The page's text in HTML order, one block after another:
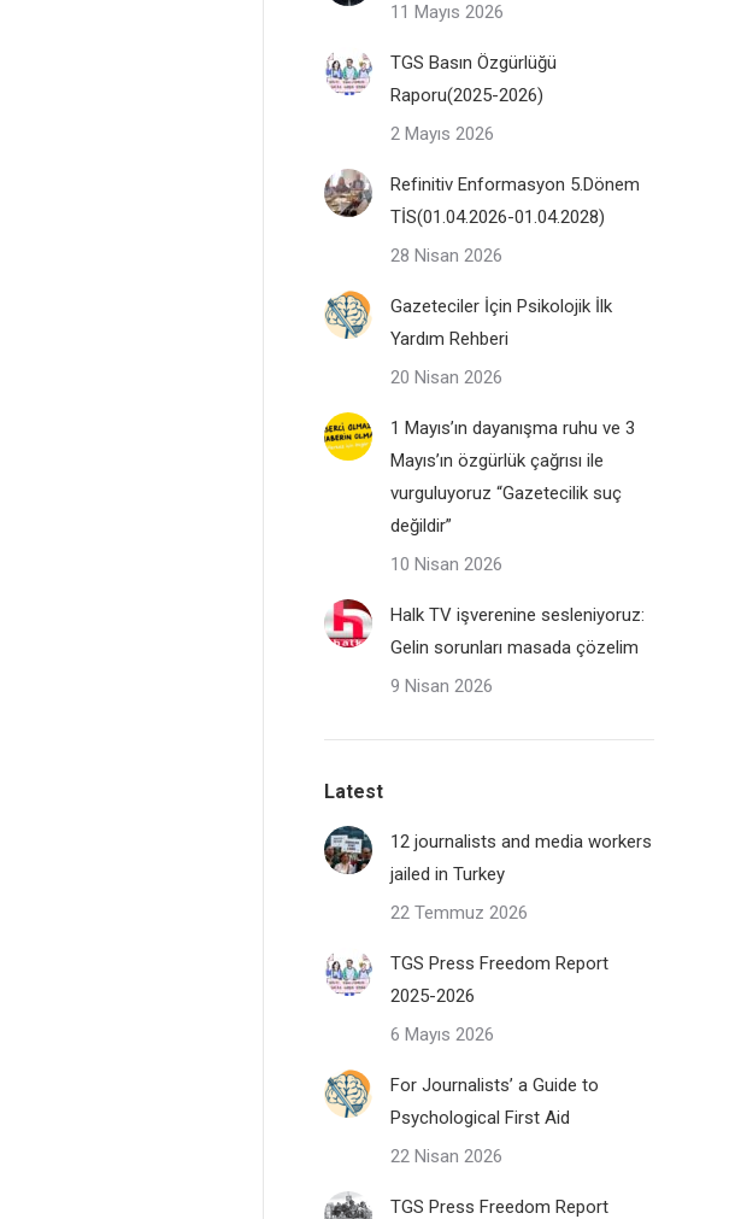
11 Mayıs 2026
TGS Basın Özgürlüğü
Raporu(2025-2026)
2 Mayıs 2026
Refinitiv Enformasyon 5.Dönem
TİS(01.04.2026-01.04.2028)
28 Nisan 2026
Gazeteciler İçin Psikolojik İlk
Yardım Rehberi
20 Nisan 2026
1 Mayıs’ın dayanışma ruhu ve 3
Mayıs’ın özgürlük çağrısı ile
vurguluyoruz “Gazetecilik suç
değildir”
10 Nisan 2026
Halk TV işverenine sesleniyoruz:
Gelin sorunları masada çözelim
9 Nisan 2026
Latest
12 journalists and media workers
jailed in Turkey
22 Temmuz 2026
TGS Press Freedom Report
2025-2026
6 Mayıs 2026
For Journalists’ a Guide to
Psychological First Aid
22 Nisan 2026
TGS Press Freedom Report